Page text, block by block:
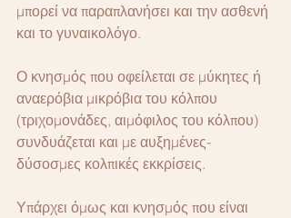
μπορεί να παραπλανήσει και την ασθενή
και το γυναικολόγο.
Ο κνησμός που οφείλεται σε μύκητες ή
αναερόβια μικρόβια του κόλπου
(τριχομονάδες, αιμόφιλος του κόλπου)
συνδυάζεται και με αυξημένες-
δύσοσμες κολπικές εκκρίσεις.
Υπάρχει όμως και κνησμός που είναι